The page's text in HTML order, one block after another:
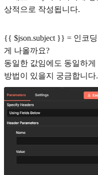
상적으로 작성됩니다.
{{ $json.subject }} = 인코
게 나올까요?
동일한 값임에도 동일하
방법이 있을지 궁금합니다.